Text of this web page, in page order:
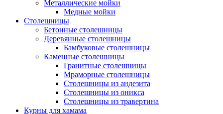
Металлические мойки
Медные мойки
Столешницы
Бетонные столешницы
Деревянные столешницы
Бамбуковые столешницы
Каменные столешницы
Гранитные столешницы
Мраморные столешницы
Столешницы из андезита
Столешницы из оникса
Столешницы из травертина
Курны для хамама